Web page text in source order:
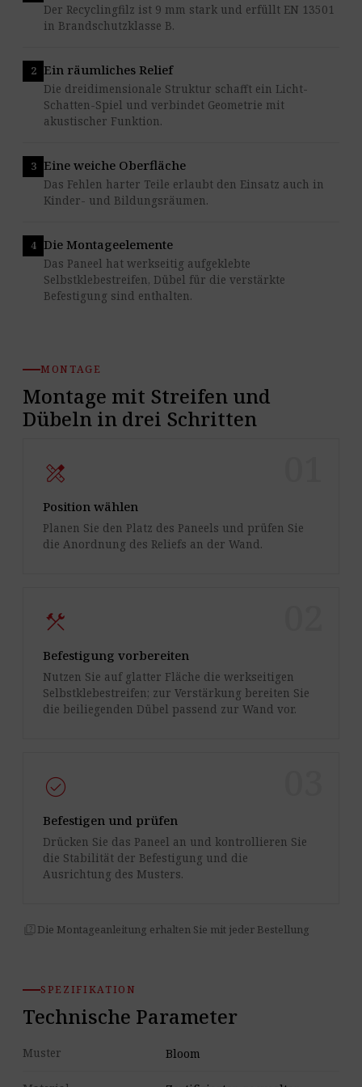
Der Recyclingfilz ist 9 mm stark und erfüllt EN 13501
in Brandschutzklasse B.
Ein räumliches Relief
Die dreidimensionale Struktur schafft ein Licht-
Schatten-Spiel und verbindet Geometrie mit
akustischer Funktion.
Eine weiche Oberfläche
Das Fehlen harter Teile erlaubt den Einsatz auch in
Kinder- und Bildungsräumen.
Die Montageelemente
Das Paneel hat werkseitig aufgeklebte
Selbstklebestreifen, Dübel für die verstärkte
Befestigung sind enthalten.
MONTAGE
Montage mit Streifen und
Dübeln in drei Schritten
design_services
Position wählen
Planen Sie den Platz des Paneels und prüfen Sie
die Anordnung des Reliefs an der Wand.
construction
Befestigung vorbereiten
Nutzen Sie auf glatter Fläche die werkseitigen
Selbstklebestreifen; zur Verstärkung bereiten Sie
die beiliegenden Dübel passend zur Wand vor.
check_circle
Befestigen und prüfen
Drücken Sie das Paneel an und kontrollieren Sie
die Stabilität der Befestigung und die
Ausrichtung des Musters.
quiz Die Montageanleitung erhalten Sie mit jeder Bestellung
SPEZIFIKATION
Technische Parameter
Muster Bloom